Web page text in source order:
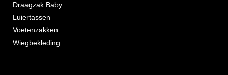
Draagzak Baby
Luiertassen
Voetenzakken
Wiegbekleding